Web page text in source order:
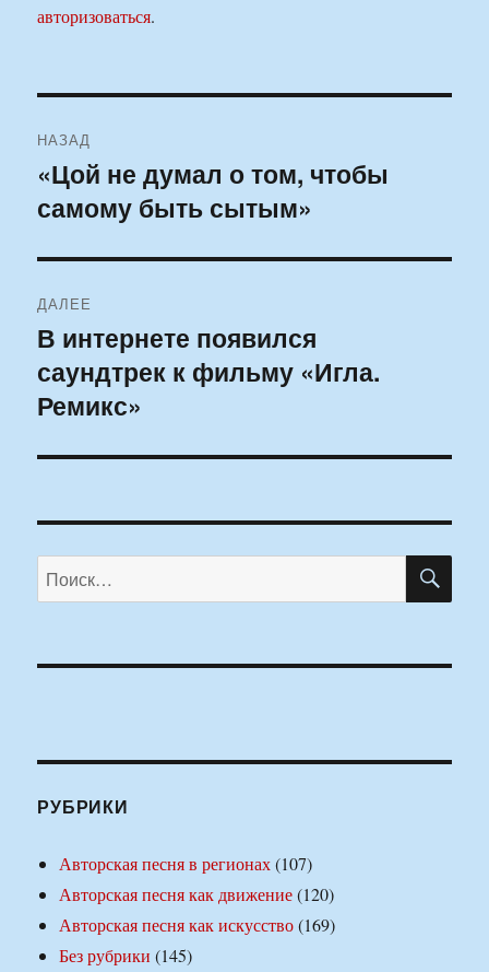
авторизоваться.
по
записям
НАЗАД
Предыдущая
запись:
«Цой не думал о том, чтобы
самому быть сытым»
ДАЛЕЕ
Следующая
запись:
В интернете появился
саундтрек к фильму «Игла.
Ремикс»
Искать:
РУБРИКИ
Авторская песня в регионах(107)
Авторская песня как движение(120)
Авторская песня как искусство(169)
Без рубрики (145)